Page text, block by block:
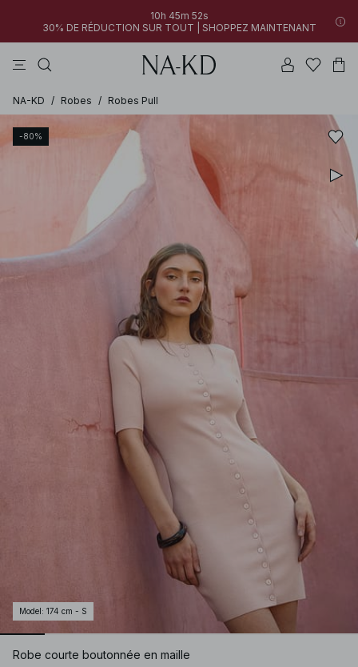
10h 45m 52s
30% DE RÉDUCTION SUR TOUT | SHOPPEZ MAINTENANT
NA-KD / Robes / Robes Pull
-80%
Model : 174 cm - S
Robe courte boutonnée en maille